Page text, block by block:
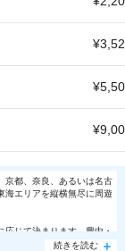
京都、奈良、あるいは名古
海エリアを縦横無尽に周遊
じて決まります。豊中・
無料〜数千円前後と手頃
続きを読む